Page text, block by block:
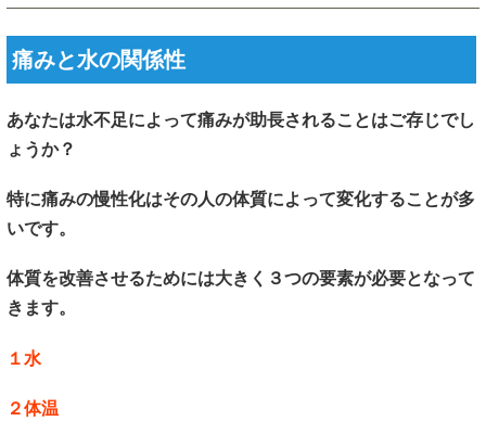
痛みと水の関係性
あなたは水不足によって痛みが助長されることはご存じでし
ょうか？
特に痛みの慢性化はその人の体質によって変化することが多
いです。
体質を改善させるためには大きく３つの要素が必要となって
きます。
１水
２体温